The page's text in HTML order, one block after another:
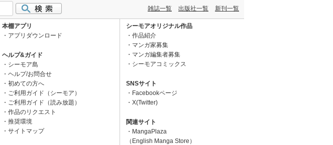
雑誌一覧 出版社一覧 新刊一覧
本棚アプリ
アプリダウンロード
ヘルプ&ガイド
シーモア島
ヘルプ/お問合せ
初めての方へ
ご利用ガイド（シーモア）
ご利用ガイド（読み放題）
作品のリクエスト
推奨環境
サイトマップ
シーモアオリジナル作品
作品紹介
マンガ家募集
マンガ編集者募集
シーモアコミックス
SNSサイト
Facebookページ
X(Twitter)
関連サイト
MangaPlaza
（English Manga Store）